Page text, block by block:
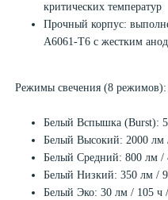
критических температур
Прочный корпус:
A6061-T6 с жестким
Режимы свечения (8 режимов):
Белый Вспышка (Burst):
Белый Высокий: 2000
Белый Средний: 800 лм /
Белый Низкий: 350 лм /
Белый Эко: 30 лм / 105 ч